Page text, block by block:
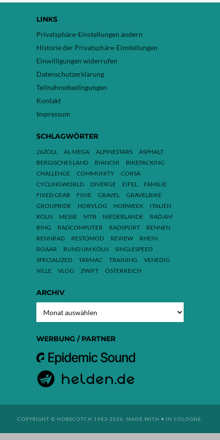
LINKS
Privatsphäre-Einstellungen ändern
Historie der Privatsphäre-Einstellungen
Einwilligungen widerrufen
Datenschutzerklärung
Teilnahmebedingungen
Kontakt
Impressum
SCHLAGWÖRTER
26ZOLL AL-MEGA ALPINESTARS
ASPHALT
BERGISCHES LAND
BIANCHI
BIKEPACKING
CHALLENGE
COMMUNITY
CORSA
CYCLINGWORLD
DIVERGE EIFEL
FAMILIE
FIXED GEAR
FIXIE GRAVEL
GRAVELBIKE
GROUPRIDE
HOBVLOG HOBWEEK
ITALIEN
KÖLN
MESSE MTB NIEDERLANDE
RAD AM
RING
RADCOMPUTER RADSPORT
RENNEN
RENNRAD
RESTOMOD REVIEW
RHEIN
ROAAR
RUND UM KÖLN
SINGLESPEED
SPECIALIZED
TARMAC TRAINING
VENEDIG
VILLE
VLOG ZWIFT ÖSTERREICH
ARCHIV
WERBUNG / PARTNER
COPYRIGHT © HOBSCOTCH 1983-2026. MADE WITH ♥ IN COLOGNE.